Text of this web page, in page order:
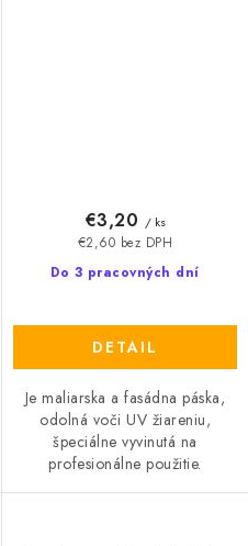
Do 3 pracovných dní
€2,60 bez DPH
€3,20 / ks
DETAIL
Je maliarska a fasádna páska,
odolná voči UV žiareniu,
špeciálne vyvinutá na
profesionálne použitie.